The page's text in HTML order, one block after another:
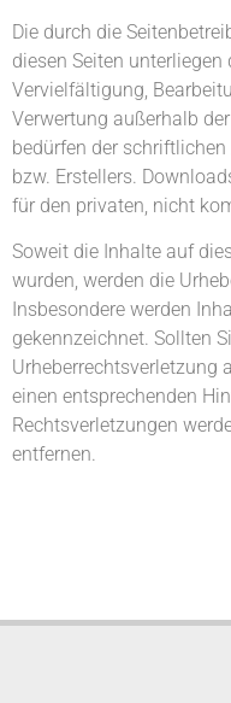
Die durch die
diesen Seiten
Vervielfältigung,
Verwertung außerhalb
bedürfen der
bzw. Erstellers.
für den privaten, nicht
Soweit die Inhalte auf
wurden, werden die
Insbesondere werden
gekennzeichnet. Sollten
Urheberrechtsverletzung
einen entsprechenden
Rechtsverletzungen
entfernen.